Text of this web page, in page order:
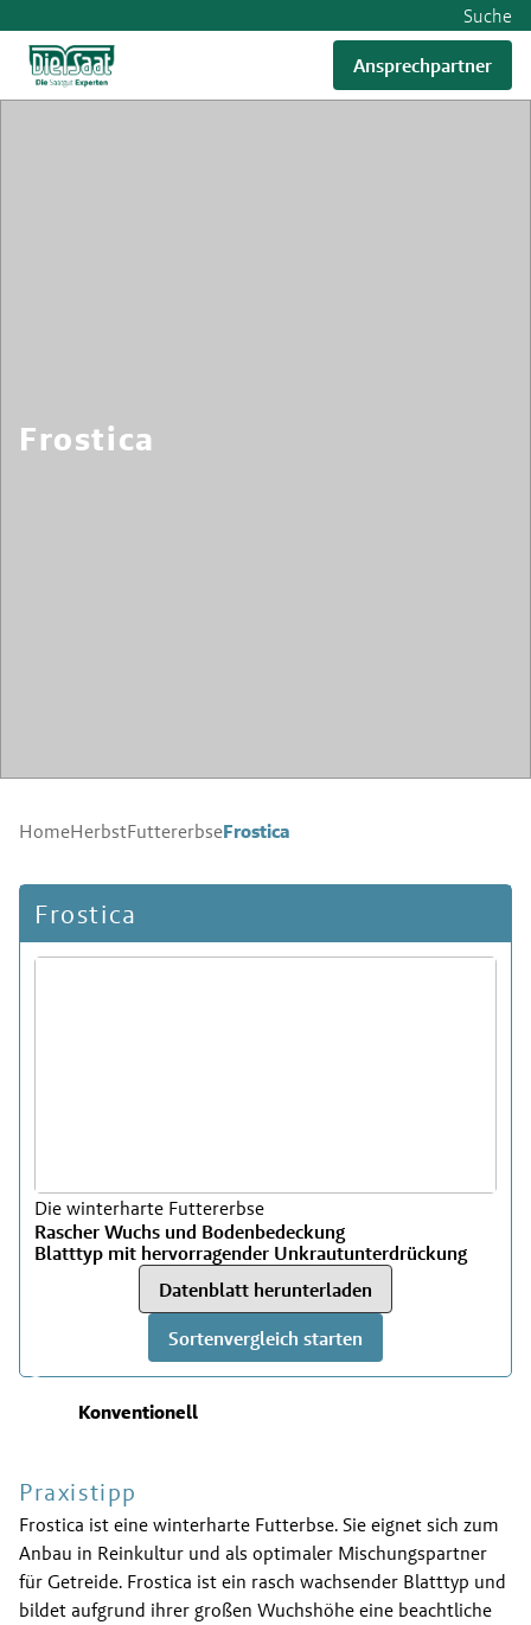
Suche
Ansprechpartner
Frostica
HomeHerbstFuttererbseFrostica
Frostica
Die winterharte Futtererbse
Rascher Wuchs und Bodenbedeckung
Blatttyp mit hervorragender Unkrautunterdrückung
Datenblatt herunterladen
Sortenvergleich starten
Konventionell
Praxistipp
Frostica ist eine winterharte Futterbse. Sie eignet sich zum
Anbau in Reinkultur und als optimaler Mischungspartner
für Getreide. Frostica ist ein rasch wachsender Blatttyp und
bildet aufgrund ihrer großen Wuchshöhe eine beachtliche